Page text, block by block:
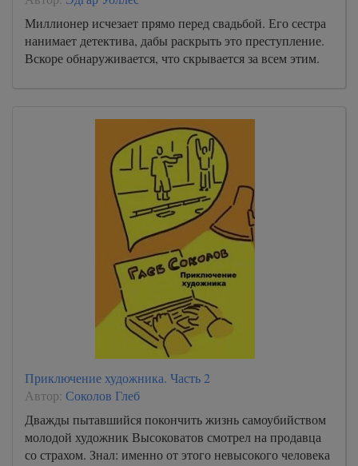
Миллионер исчезает прямо перед свадьбой. Его сестра
нанимает детектива, дабы раскрыть это преступление.
Вскоре обнаруживается, что скрывается за всем этим.
Приключение художника. Часть 2
Автор: Соколов Глеб
Дважды пытавшийся покончить жизнь самоубийством
молодой художник Высоковатов смотрел на продавца
со страхом. Знал: именно от этого невысокого человека